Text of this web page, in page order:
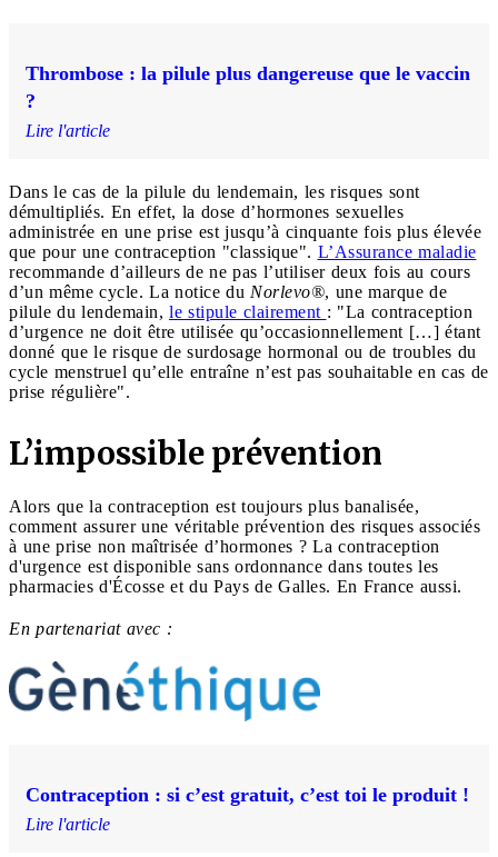
Thrombose : la pilule plus dangereuse que le vaccin
?
Lire l'article
Dans le cas de la pilule du lendemain, les risques sont
démultipliés. En effet, la dose d’hormones sexuelles
administrée en une prise est jusqu’à cinquante fois plus élevée
que pour une contraception "classique". L’Assurance maladie
recommande d’ailleurs de ne pas l’utiliser deux fois au cours
d’un même cycle. La notice du Norlevo®, une marque de
pilule du lendemain, le stipule clairement : "La contraception
d’urgence ne doit être utilisée qu’occasionnellement […] étant
donné que le risque de surdosage hormonal ou de troubles du
cycle menstruel qu’elle entraîne n’est pas souhaitable en cas de
prise régulière".
L’impossible prévention
Alors que la contraception est toujours plus banalisée,
comment assurer une véritable prévention des risques associés
à une prise non maîtrisée d’hormones ? La contraception
d'urgence est disponible sans ordonnance dans toutes les
pharmacies d'Écosse et du Pays de Galles. En France aussi.
En partenariat avec :
Contraception : si c’est gratuit, c’est toi le produit !
Lire l'article